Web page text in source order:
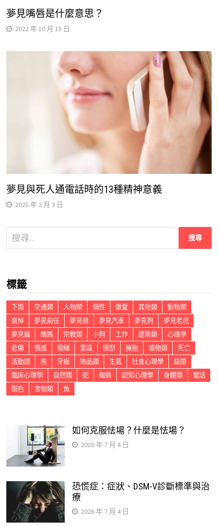
夢見嘴唇是什麼意思？
2022 年 10 月 15 日
夢見與死人通電話時的13種精神意義
2025 年 2 月 3 日
搜
尋
字:
標籤
下雨 交通類 人物類 個性 做愛 其他類
動物類
哀悼
夢見前任 夢見槍 夢見汽車 夢見狗
夢見老虎
夢見貓
媽媽 宗教類 小狗 工作 建築類
心理學
悲傷
情感 情緒 意識 憤怒 擁抱 植物類
死亡
活動類
熊 牙齒 物品類 生氣 社會心理學
結婚
臨床心理學
自然類 蛇 蜘蛛 認知心理學 身體類
電話
顏色
食物類 魚
如何克服怯場？什麼是怯場？
2026 年 7 月 4 日
恐慌症：症狀、DSM-V診斷標準與治
療
2026 年 7 月 4 日